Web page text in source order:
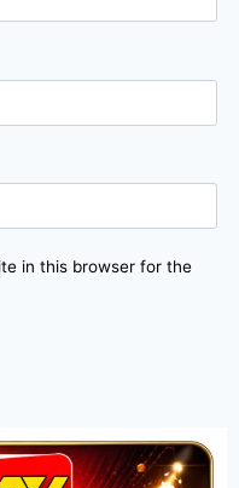
in this browser for the